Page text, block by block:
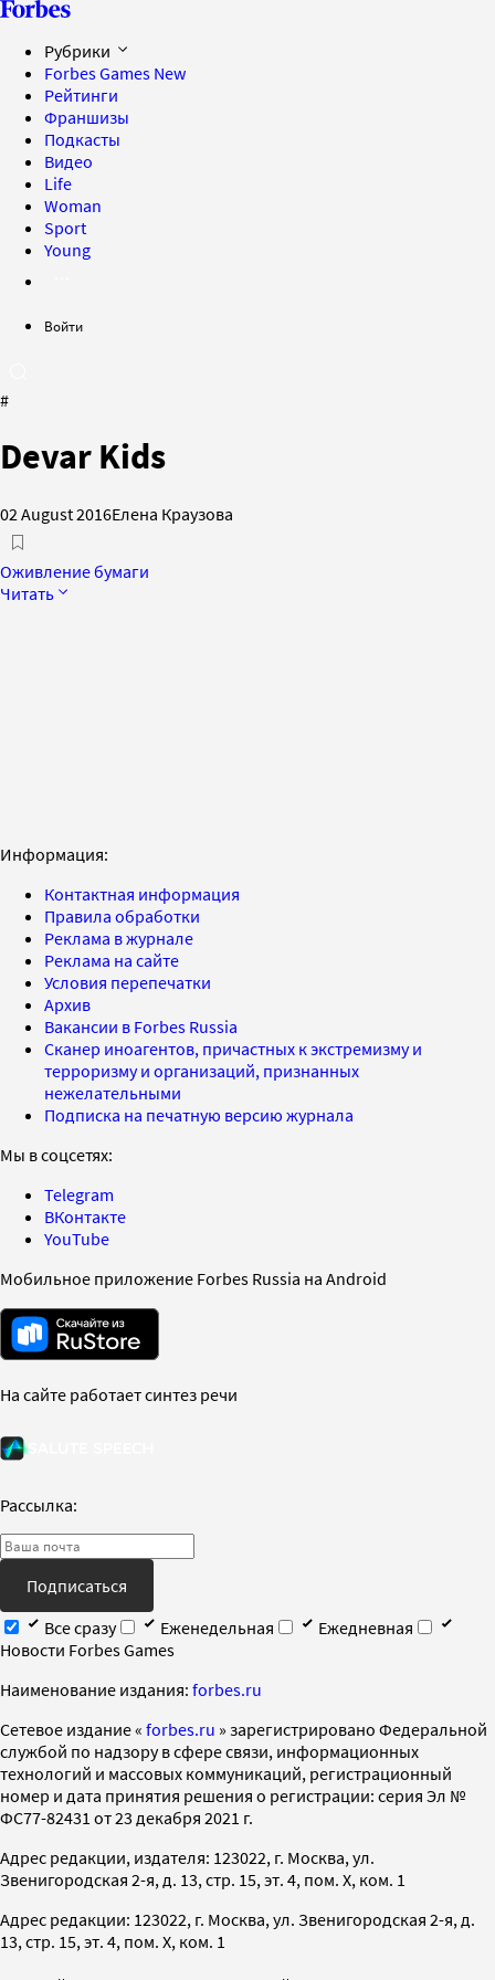
Рубрики
Forbes Games New
Рейтинги
Франшизы
Подкасты
Видео
Life
Woman
Sport
Young
Войти
#
Devar Kids
02 August 2016Елена Краузова
Оживление бумаги
Читать
Информация:
Контактная информация
Правила обработки
Реклама в журнале
Реклама на сайте
Условия перепечатки
Архив
Вакансии в Forbes Russia
Сканер иноагентов, причастных к экстремизму и
терроризму и организаций, признанных
нежелательными
Подписка на печатную версию журнала
Мы в соцсетях:
Telegram
ВКонтакте
YouTube
Мобильное приложение Forbes Russia на Android
На сайте работает синтез речи
Рассылка:
Подписаться
Все сразу
Еженедельная
Ежедневная
Новости Forbes Games
Наименование издания: forbes.ru
Cетевое издание « forbes.ru » зарегистрировано Федеральной
службой по надзору в сфере связи, информационных
технологий и массовых коммуникаций, регистрационный
номер и дата принятия решения о регистрации: серия Эл №
ФС77-82431 от 23 декабря 2021 г.
Адрес редакции, издателя: 123022, г. Москва, ул.
Звенигородская 2-я, д. 13, стр. 15, эт. 4, пом. X, ком. 1
Адрес редакции: 123022, г. Москва, ул. Звенигородская 2-я, д.
13, стр. 15, эт. 4, пом. X, ком. 1